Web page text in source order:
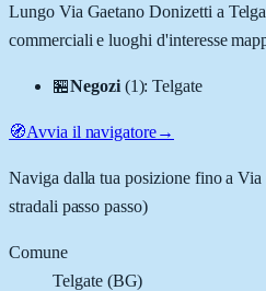
Lungo Via Gaetano Donizetti a
commerciali e luoghi d'interesse
🏪Negozi (1):Telgate
🧭Avvia il navigatore→
Naviga dalla tua posizione fino aVia
stradali passo passo)
Comune
Telgate(BG)